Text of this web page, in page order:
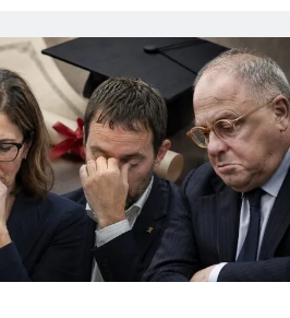
Dio
la
“sua”
Sagrada
Familia